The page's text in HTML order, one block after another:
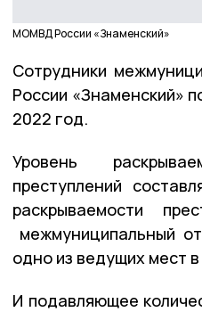
МОМВД России «Знаменский»
Сотрудники
России «Знаменский»
2022 год.
Уровень
преступлений
раскрываемости
межмуниципальный
одно из ведущих мест
И подавляющее